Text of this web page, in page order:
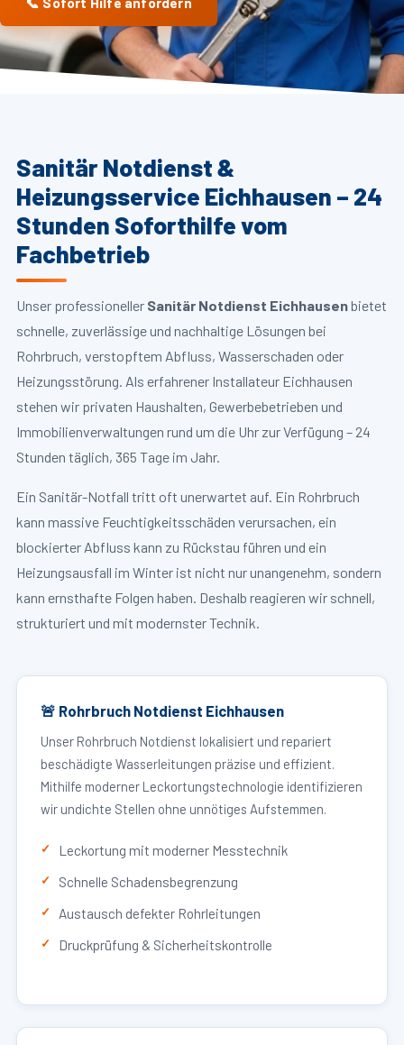
Sanitär Notdienst &
Heizungsservice Eichhausen – 24
Stunden Soforthilfe vom
Fachbetrieb
Unser professioneller Sanitär Notdienst Eichhausenbietet
schnelle, zuverlässige und nachhaltige Lösungen bei
Rohrbruch, verstopftem Abfluss, Wasserschaden oder
Heizungsstörung. Als erfahrener Installateur Eichhausen
stehen wir privaten Haushalten, Gewerbebetrieben und
Immobilienverwaltungen rund um die Uhr zur Verfügung – 24
Stunden täglich, 365 Tage im Jahr.
Ein Sanitär-Notfall tritt oft unerwartet auf. Ein Rohrbruch
kann massive Feuchtigkeitsschäden verursachen, ein
blockierter Abfluss kann zu Rückstau führen und ein
Heizungsausfall im Winter ist nicht nur unangenehm, sondern
kann ernsthafte Folgen haben. Deshalb reagieren wir schnell,
strukturiert und mit modernster Technik.
🚨 Rohrbruch Notdienst Eichhausen
Unser Rohrbruch Notdienst lokalisiert und repariert
beschädigte Wasserleitungen präzise und effizient.
Mithilfe moderner Leckortungstechnologie identifizieren
wir undichte Stellen ohne unnötiges Aufstemmen.
Leckortung mit moderner Messtechnik
Schnelle Schadensbegrenzung
Austausch defekter Rohrleitungen
Druckprüfung & Sicherheitskontrolle